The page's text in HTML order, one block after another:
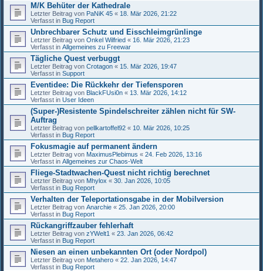
M/K Behüter der Kathedrale
Letzter Beitrag von PaNiK 45 « 18. Mär 2026, 21:22
Verfasst in Bug Report
Unbrechbarer Schutz und Eisschleimgrünlinge
Letzter Beitrag von Onkel Wilfried « 16. Mär 2026, 21:23
Verfasst in Allgemeines zu Freewar
Tägliche Quest verbuggt
Letzter Beitrag von Crotagon « 15. Mär 2026, 19:47
Verfasst in Support
Eventidee: Die Rückkehr der Tiefensporen
Letzter Beitrag von BlackFUsi0n « 13. Mär 2026, 14:12
Verfasst in User Ideen
(Super-)Resistente Spindelschreiter zählen nicht für SW-
Auftrag
Letzter Beitrag von pellkartoffel92 « 10. Mär 2026, 10:25
Verfasst in Bug Report
Fokusmagie auf permanent ändern
Letzter Beitrag von MaximusPlebimus « 24. Feb 2026, 13:16
Verfasst in Allgemeines zur Chaos-Welt
Fliege-Stadtwachen-Quest nicht richtig berechnet
Letzter Beitrag von Mhylox « 30. Jan 2026, 10:05
Verfasst in Bug Report
Verhalten der Teleportationsgabe in der Mobilversion
Letzter Beitrag von Anarchie « 25. Jan 2026, 20:00
Verfasst in Bug Report
Rückangriffzauber fehlerhaft
Letzter Beitrag von zYWelt1 « 23. Jan 2026, 06:42
Verfasst in Bug Report
Niesen an einen unbekannten Ort (oder Nordpol)
Letzter Beitrag von Metahero « 22. Jan 2026, 14:47
Verfasst in Bug Report